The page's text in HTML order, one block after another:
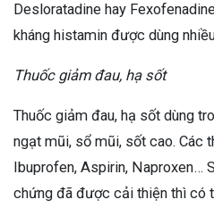
Desloratadine hay
kháng histamin được dùng
Thuốc giảm đau, hạ sốt
Thuốc giảm đau, hạ sốt dùng
ngạt mũi, sổ mũi, sốt cao. Các
Ibuprofen, Aspirin, Naproxen…
chứng đã được cải thiện thì có